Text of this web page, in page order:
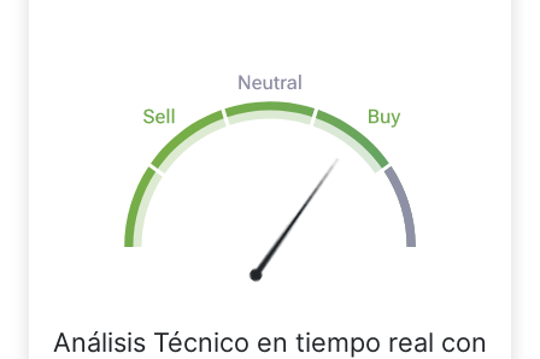
Análisis Técnico en tiempo real con